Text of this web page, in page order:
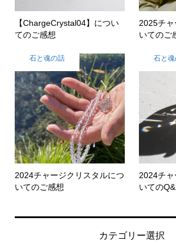
【ChargeCrystal04】につい
てのご感想
2025チ
いてのご
石と魂の話
2024チャージクリスタルにつ
いてのご感想
石と
2024チ
いての
カテゴリー選択